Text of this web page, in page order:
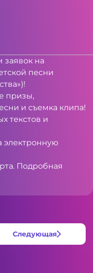
заявок на
песни
призы,
и съемка клипа!
текстов и
электронную
Подробная
Следующая